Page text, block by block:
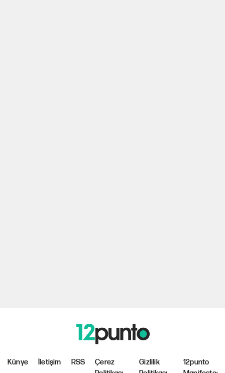
Künye İletişim RSS
Çerez
Gizlilik
12punto